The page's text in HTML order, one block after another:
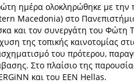
ημέρα ολοκληρώθηκε με
Macedonia) στο
και τον συνεργάτη του Φώτη
της τοπικής καινοτομίας
του πρότερου,
Στο πλαίσιο της
και του EEN Hellas.